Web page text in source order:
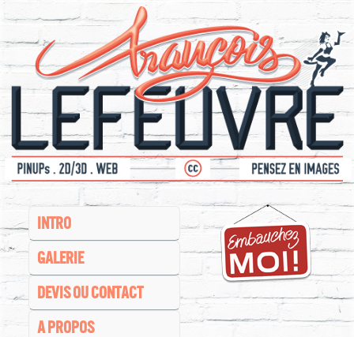
INTRO
GALERIE
DEVIS OU CONTACT
A PROPOS